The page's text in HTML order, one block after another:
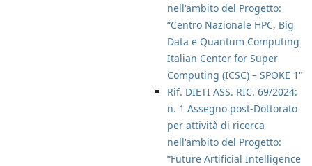
nell'ambito del Progetto:
“Centro Nazionale HPC, Big
Data e Quantum Computing
Italian Center for Super
Computing (ICSC) – SPOKE 1"
Rif. DIETI ASS. RIC. 69/2024:
n. 1 Assegno post-Dottorato
per attività di ricerca
nell'ambito del Progetto:
“Future Artificial Intelligence